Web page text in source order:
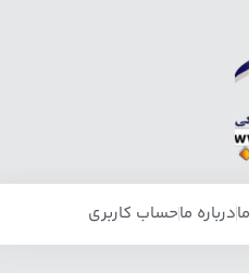
درباره ماحساب کاربری